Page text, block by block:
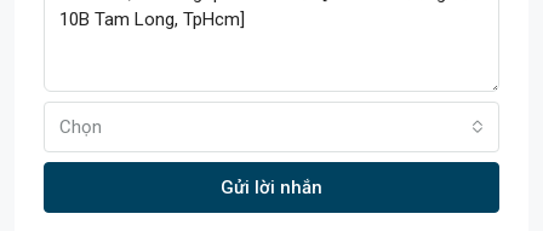
Chọn
Gửi lời nhắn